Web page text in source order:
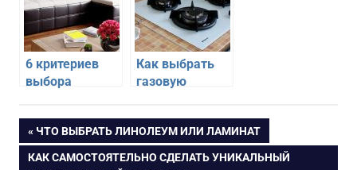
6 критериев
выбора
дивана на
кухню
Как выбрать
газовую
панель: 7
главных
критериев
Навигация
ПРЕДЫДУЩАЯ
ЗАПИСЬ:
ЧТО ВЫБРАТЬ ЛИНОЛЕУМ ИЛИ ЛАМИНАТ
СЛЕДУЮЩАЯ
КАК САМОСТОЯТЕЛЬНО СДЕЛАТЬ УНИКАЛЬНЫЙ